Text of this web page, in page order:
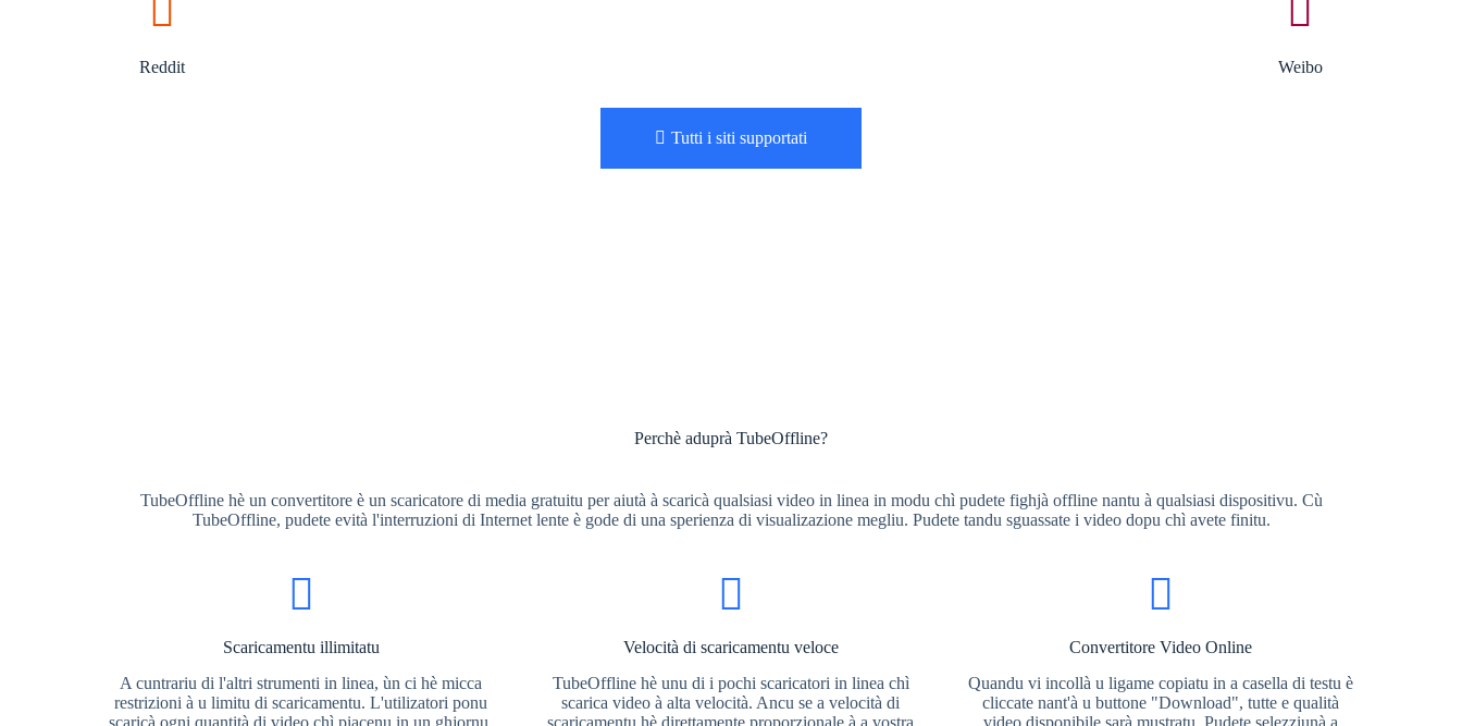
Reddit Weibo
Tutti i siti supportati
Perchè aduprà TubeOffline?
TubeOffline hè un convertitore è un scaricatore di media gratuitu per aiutà à scaricà qualsiasi video in linea in modu chì pudete fighjà offline nantu à qualsiasi dispositivu. Cù
TubeOffline, pudete evità l'interruzioni di Internet lente è gode di una sperienza di visualizazione megliu. Pudete tandu sguassate i video dopu chì avete finitu.
Scaricamentu illimitatu
A cuntrariu di l'altri strumenti in linea, ùn ci hè micca
restrizioni à u limitu di scaricamentu. L'utilizatori ponu
scaricà ogni quantità di video chì piacenu in un ghjornu.
Velocità di scaricamentu veloce
TubeOffline hè unu di i pochi scaricatori in linea chì
scarica video à alta velocità. Ancu se a velocità di
scaricamentu hè direttamente proporzionale à a vostra
Convertitore Video Online
Quandu vi incollà u ligame copiatu in a casella di testu è
cliccate nant'à u buttone "Download", tutte e qualità
video disponibile sarà mustratu. Pudete selezziunà a